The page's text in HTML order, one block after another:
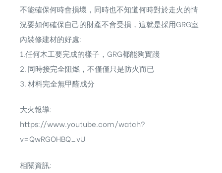
不能確保何時會損壞，同時也不知道何時對於走火的情
況要如何確保自己的財產不會受損，這就是採用GRG室
內裝修建材的好處:
1.任何木工要完成的樣子，GRG都能夠實踐
2. 同時接完全阻燃，不僅僅只是防火而已
3. 材料完全無甲醛成分
大火報導:
https://www.youtube.com/watch?
v=QwRGOHBQ_vU
相關資訊: